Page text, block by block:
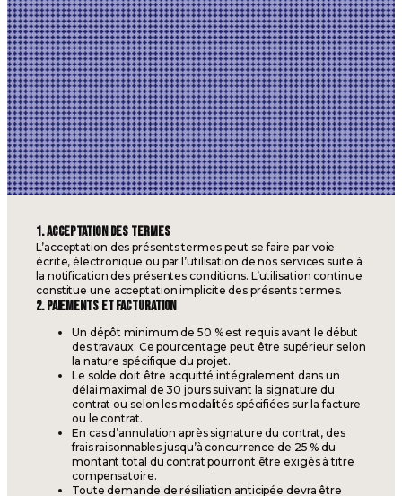
1. ACCEPTATION DES TERMES
L’acceptation des présents termes peut se faire par voie
écrite, électronique ou par l’utilisation de nos services suite à
la notification des présentes conditions. L’utilisation continue
constitue une acceptation implicite des présents termes.
2. PAIEMENTS ET FACTURATION
Un dépôt minimum de 50 % est requis avant le début
des travaux. Ce pourcentage peut être supérieur selon
la nature spécifique du projet.
Le solde doit être acquitté intégralement dans un
délai maximal de 30 jours suivant la signature du
contrat ou selon les modalités spécifiées sur la facture
ou le contrat.
En cas d’annulation après signature du contrat, des
frais raisonnables jusqu’à concurrence de 25 % du
montant total du contrat pourront être exigés à titre
compensatoire.
Toute demande de résiliation anticipée devra être